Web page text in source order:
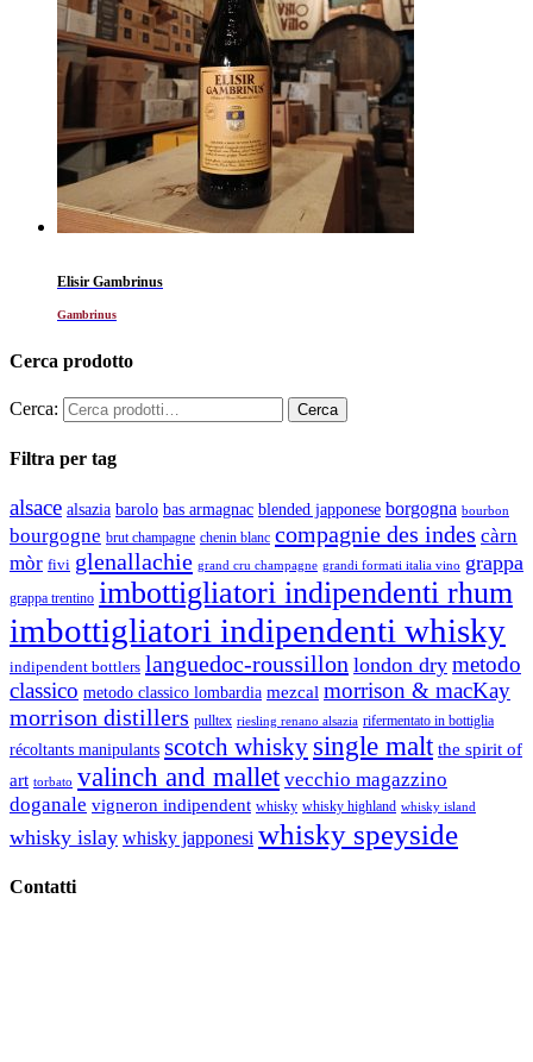
Elisir Gambrinus
Gambrinus
Cerca prodotto
Cerca:
Filtra per tag
alsace alsazia barolo bas armagnac blended japponese borgogna bourbon
bourgogne brut champagne chenin blanc compagnie des indes càrn
mòr fivi glenallachie grand cru champagne grandi formati italia vino grappa
grappa trentino imbottigliatori indipendenti rhum
imbottigliatori indipendenti whisky
indipendent bottlers languedoc-roussillon london dry metodo
classico metodo classico lombardia mezcal morrison & macKay
morrison distillers pulltex riesling renano alsazia rifermentato in bottiglia
récoltants manipulants scotch whisky single malt the spirit of
art torbato valinch and mallet vecchio magazzino
doganale vigneron indipendent whisky whisky highland whisky island
whisky islay whisky japponesi whisky speyside
Contatti